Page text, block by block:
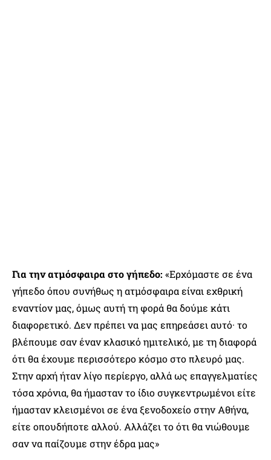
Για την ατμόσφαιρα στο γήπεδο: «Ερχόμαστε σε ένα
γήπεδο όπου συνήθως η ατμόσφαιρα είναι εχθρική
εναντίον μας, όμως αυτή τη φορά θα δούμε κάτι
διαφορετικό. Δεν πρέπει να μας επηρεάσει αυτό· το
βλέπουμε σαν έναν κλασικό ημιτελικό, με τη διαφορά
ότι θα έχουμε περισσότερο κόσμο στο πλευρό μας.
Στην αρχή ήταν λίγο περίεργο, αλλά ως επαγγελματίες
τόσα χρόνια, θα ήμασταν το ίδιο συγκεντρωμένοι είτε
ήμασταν κλεισμένοι σε ένα ξενοδοχείο στην Αθήνα,
είτε οπουδήποτε αλλού. Αλλάζει το ότι θα νιώθουμε
σαν να παίζουμε στην έδρα μας»